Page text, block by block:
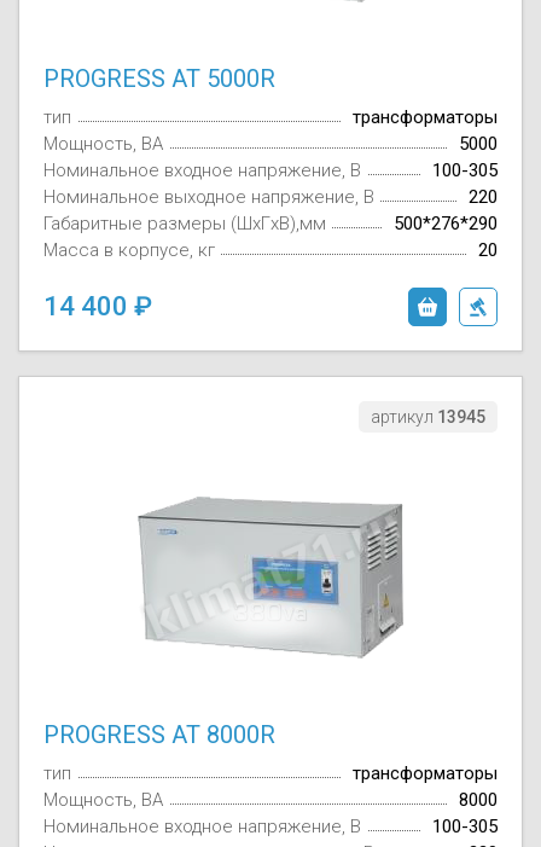
PROGRESS AT 5000R
тип
трансформаторы
Мощность, ВА
5000
Номинальное входное напряжение, В
100-305
Номинальное выходное напряжение, В
220
Габаритные размеры (ШxГxВ),мм
500*276*290
Масса в корпусе, кг
20
14 400
артикул 13945
PROGRESS AT 8000R
тип
трансформаторы
Мощность, ВА
8000
Номинальное входное напряжение, В
100-305